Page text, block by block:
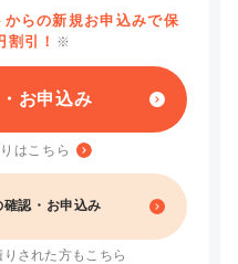
らの新規お申込みで保
引！ ※
お申込み
はこちら
認・お申込み
された方もこちら